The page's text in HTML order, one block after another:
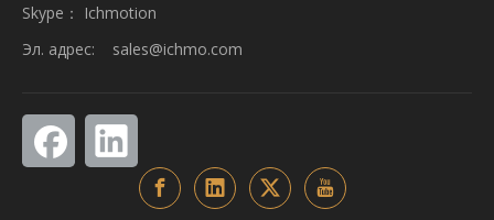
Skype： Ichmotion
Эл. адрес: sales@ichmo.com